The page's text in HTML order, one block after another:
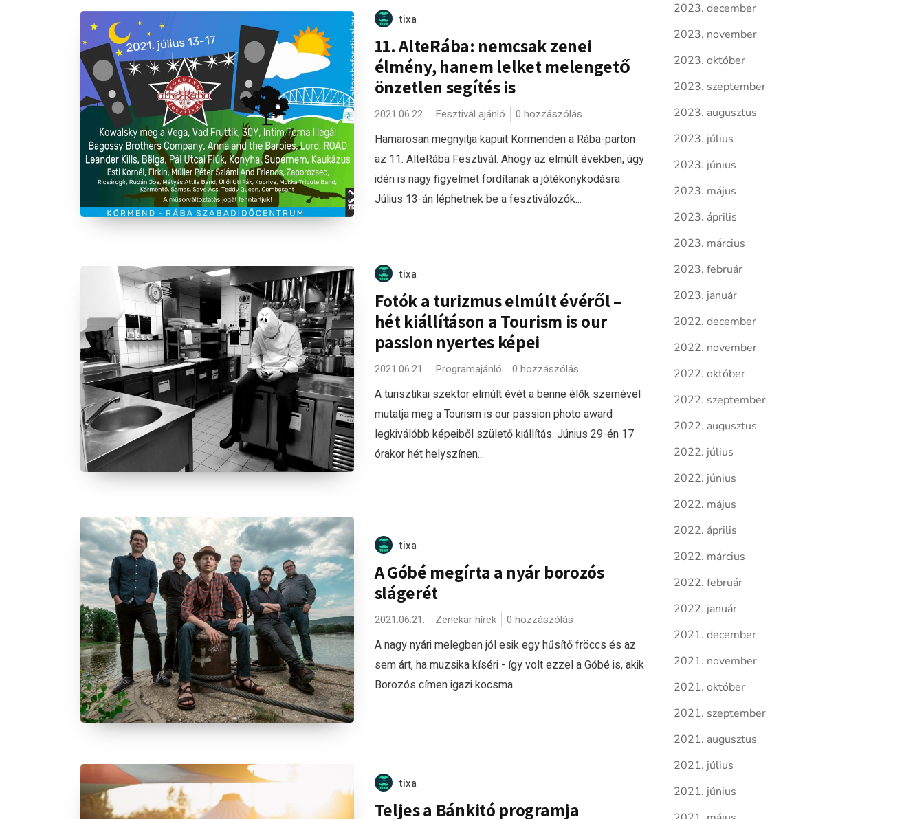
tixa
11. AlteRába: nemcsak zenei
élmény, hanem lelket melengető
önzetlen segítés is
2021.06.22. Fesztivál ajánló 0 hozzászólás
Hamarosan megnyitja kapuit Körmenden a Rába-parton
az 11. AlteRába Fesztivál. Ahogy az elmúlt években, úgy
idén is nagy figyelmet fordítanak a jótékonykodásra.
Július 13-án léphetnek be a fesztiválozók...
tixa
Fotók a turizmus elmúlt évéről –
hét kiállításon a Tourism is our
passion nyertes képei
2021.06.21. Programajánló 0 hozzászólás
A turisztikai szektor elmúlt évét a benne élők szemével
mutatja meg a Tourism is our passion photo award
legkiválóbb képeiből születő kiállítás. Június 29-én 17
órakor hét helyszínen...
tixa
A Góbé megírta a nyár borozós
slágerét
2021.06.21. Zenekar hírek 0 hozzászólás
A nagy nyári melegben jól esik egy hűsítő fröccs és az
sem árt, ha muzsika kíséri - így volt ezzel a Góbé is, akik
Borozós címen igazi kocsma...
tixa
Teljes a Bánkitó programja
2023. december
2023. november
2023. október
2023. szeptember
2023. augusztus
2023. július
2023. június
2023. május
2023. április
2023. március
2023. február
2023. január
2022. december
2022. november
2022. október
2022. szeptember
2022. augusztus
2022. július
2022. június
2022. május
2022. április
2022. március
2022. február
2022. január
2021. december
2021. november
2021. október
2021. szeptember
2021. augusztus
2021. július
2021. június